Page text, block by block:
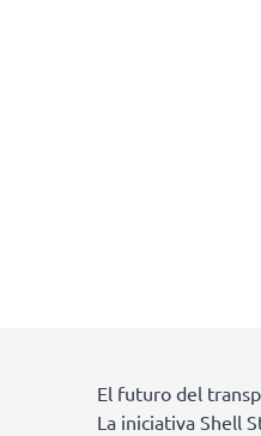
El futuro del
La iniciativa Shell